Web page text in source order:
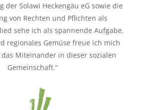
der Solawi Heckengäu eG sowie die
von Rechten und Pflichten als
sehe ich als spannende Aufgabe.
regionales Gemüse freue ich mich
Miteinander in dieser sozialen
Gemeinschaft.“